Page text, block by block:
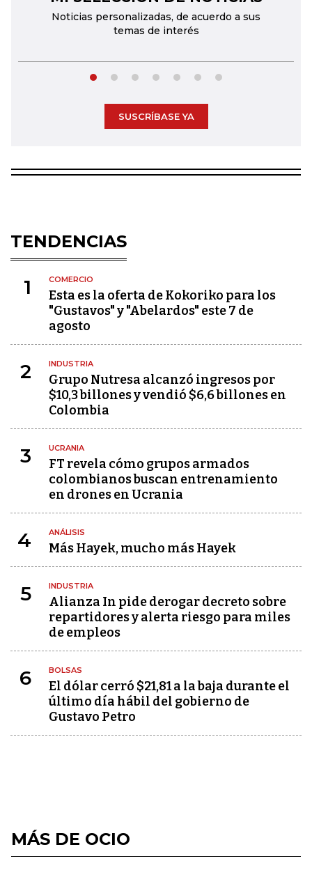
Noticias personalizadas, de acuerdo a sus
temas de interés
SUSCRÍBASE YA
TENDENCIAS
1 COMERCIO
Esta es la oferta de Kokoriko para los
"Gustavos" y "Abelardos" este 7 de
agosto
2 INDUSTRIA
Grupo Nutresa alcanzó ingresos por
$10,3 billones y vendió $6,6 billones en
Colombia
3 UCRANIA
FT revela cómo grupos armados
colombianos buscan entrenamiento
en drones en Ucrania
4 ANÁLISIS
Más Hayek, mucho más Hayek
5 INDUSTRIA
Alianza In pide derogar decreto sobre
repartidores y alerta riesgo para miles
de empleos
6 BOLSAS
El dólar cerró $21,81 a la baja durante el
último día hábil del gobierno de
Gustavo Petro
MÁS DE OCIO